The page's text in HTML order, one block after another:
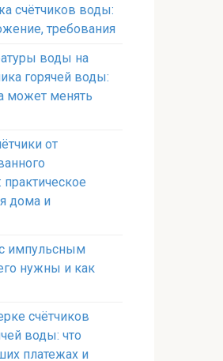
счётчиков воды:
требования
воды на
горячей воды:
может менять
от
дома и
импульсным
нужны и как
счётчиков
воды: что
платежах и